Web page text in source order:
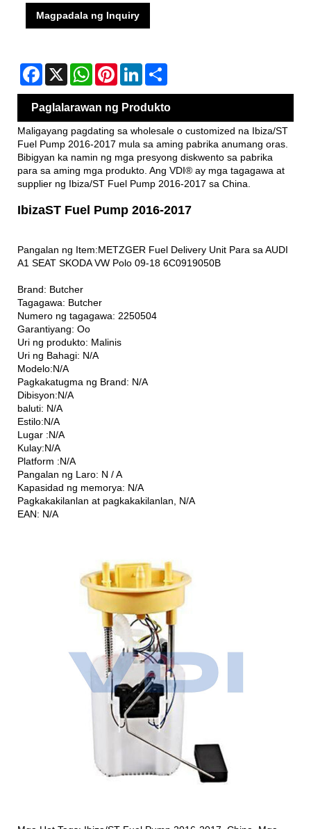
Magpadala ng Inquiry
Facebook
X WhatsAppPinterestLinkedIn
Paglalarawan ng Produkto
Maligayang pagdating sa wholesale o customized na Ibiza/ST
Fuel Pump 2016-2017 mula sa aming pabrika anumang oras.
Bibigyan ka namin ng mga presyong diskwento sa pabrika
para sa aming mga produkto. Ang VDI® ay mga tagagawa at
supplier ng Ibiza/ST Fuel Pump 2016-2017 sa China.
IbizaST Fuel Pump 2016-2017
Pangalan ng Item:METZGER Fuel Delivery Unit Para sa AUDI
A1 SEAT SKODA VW Polo 09-18 6C0919050B
Brand: Butcher
Tagagawa: Butcher
Numero ng tagagawa: 2250504
Garantiyang: Oo
Uri ng produkto: Malinis
Uri ng Bahagi: N/A
Modelo:N/A
Pagkakatugma ng Brand: N/A
Dibisyon:N/A
baluti: N/A
Estilo:N/A
Lugar :N/A
Kulay:N/A
Platform :N/A
Pangalan ng Laro: N / A
Kapasidad ng memorya: N/A
Pagkakakilanlan at pagkakakilanlan, N/A
EAN: N/A